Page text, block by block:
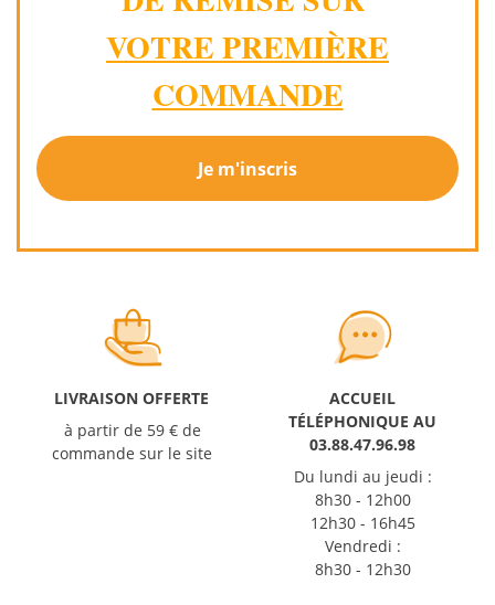
VOTRE PREMIÈRE
COMMANDE
Je m'inscris
LIVRAISON OFFERTE
à partir de 59 € de
commande sur le site
ACCUEIL
TÉLÉPHONIQUE AU
03.88.47.96.98
Du lundi au jeudi :
8h30 - 12h00
12h30 - 16h45
Vendredi :
8h30 - 12h30